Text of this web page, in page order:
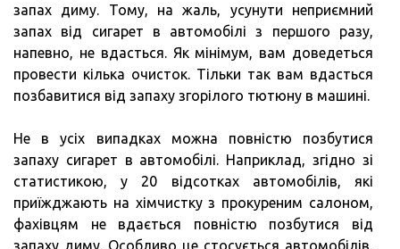
запах диму. Тому, на жаль, усунути неприємний
запах від сигарет в автомобілі з першого разу,
напевно, не вдасться. Як мінімум, вам доведеться
провести кілька очисток. Тільки так вам вдасться
позбавитися від запаху згорілого тютюну в машині.
Не в усіх випадках можна повністю позбутися
запаху сигарет в автомобілі. Наприклад, згідно зі
статистикою, у 20 відсотках автомобілів, які
приїжджають на хімчистку з прокуреним салоном,
фахівцям не вдається повністю позбутися від
запаху диму. Особливо це стосується автомобілів,